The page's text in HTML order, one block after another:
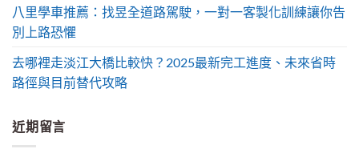
八里學車推薦：找昱全道路駕駛，一對一客製化訓練讓你告
別上路恐懼
去哪裡走淡江大橋比較快？2025最新完工進度、未來省時
路徑與目前替代攻略
近期留言